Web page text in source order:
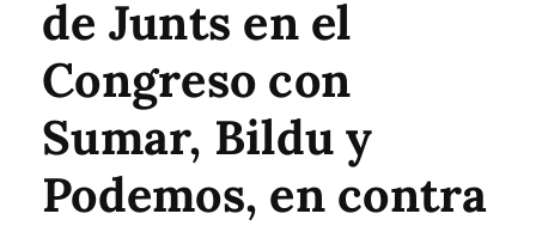
de Junts en el
Congreso con
Sumar, Bildu y
Podemos, en contra